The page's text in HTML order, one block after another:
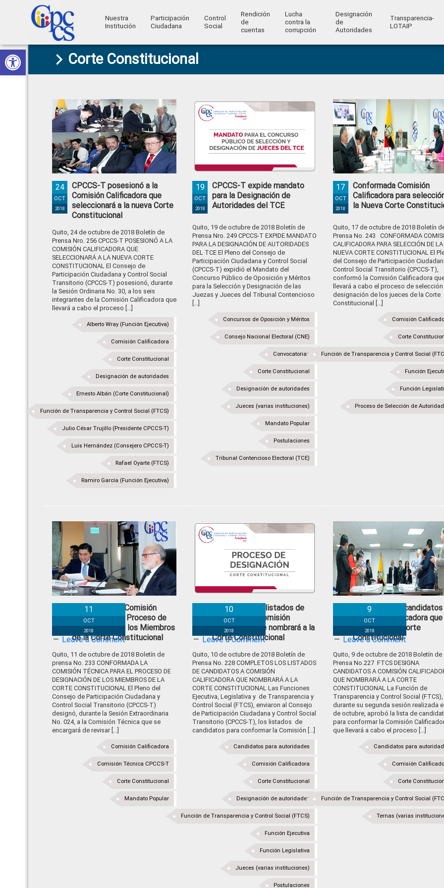
Abrir barra de herramientas
Skip
to
primary
Skip
to
main
Skip
to
primary
Skip
to
footer
Consejo
Ciudadana
Control
Social
Construyendo
Ciudadano
Nuestra
Institución
Participación
Ciudadana
Control
Social
Rendición
de
cuentas
Lucha
contra la
corrupción
Designación
de
Autoridades
Transparencia-
LOTAIP
Corte Constitucional
CPCCS-T posesionó a la
Comisión Calificadora que
seleccionará a la nueva Corte
Constitucional
24
OCT
2018
Quito, 24 de octubre de 2018 Boletín de
Prensa Nro. 256 CPCCS-T POSESIONÓ A LA
COMISIÓN CALIFICADORA QUE
SELECCIONARÁ A LA NUEVA CORTE
CONSTITUCIONAL El Consejo de
Participación Ciudadana y Control Social
Transitorio (CPCCS-T) posesionó, durante
la Sesión Ordinaria No. 30, a los seis
integrantes de la Comisión Calificadora que
llevará a cabo el proceso [...]
Alberto Wray (Función Ejecutiva)
Comisión Calificadora
Corte Constitucional
Designación de autoridades
Ernesto Albán (Corte Constitucional)
Función de Transparencia y Control Social (FTCS)
Julio César Trujillo (Presidente CPCCS-T)
Luis Hernández (Consejero CPCCS-T)
Rafael Oyarte (FTCS)
Ramiro García (Función Ejecutiva)
CPCCS-T expide mandato
para la Designación de
Autoridades del TCE
19
OCT
2018
Quito, 19 de octubre de 2018 Boletín de
Prensa Nro. 249 CPCCS-T EXPIDE MANDATO
PARA LA DESIGNACIÓN DE AUTORIDADES
DEL TCE El Pleno del Consejo de
Participación Ciudadana y Control Social
(CPCCS-T) expidió el Mandato del
Concurso Público de Oposición y Méritos
para la Selección y Designación de las
Juezas y Jueces del Tribunal Contencioso
[...]
Concursos de Oposición y Méritos
Consejo Nacional Electoral (CNE)
Convocatorias
Corte Constitucional
Designación de autoridades
Jueces (varias instituciones)
Mandato Popular
Postulaciones
Tribunal Contencioso Electoral (TCE)
Conformada Comisión
Calificadora para
la Nueva Corte
17
OCT
2018
Quito, 17 de octubre de 2018 Boletín
Prensa No. 243 CONFORMADA
CALIFICADORA PARA SELECCIÓN DE LA
NUEVA CORTE CONSTITUCIONAL El
del Consejo de Participación
Control Social Transitorio (CPCCS-T),
conformó la Comisión Calificadora
llevará a cabo el proceso de selección
designación de los jueces de la Corte
Constitucional [...]
Comisión
Corte
Función de Transparencia y Control Social
Función
Función
Proceso de Selección de
Conformada la Comisión
Técnica para el Proceso de
Designación de los Miembros
de la Corte Constitucional
11
OCT
2018
Leave a Comment
Quito, 11 de octubre de 2018 Boletín de
prensa No. 233 CONFORMADA LA
COMISIÓN TÉCNICA PARA EL PROCESO DE
DESIGNACIÓN DE LOS MIEMBROS DE LA
CORTE CONSTITUCIONAL El Pleno del
Consejo de Participación Ciudadana y
Control Social Transitorio (CPCCS-T)
designó, durante la Sesión Extraordinaria
No. 024, a la Comisión Técnica que se
encargará de revisar [...]
Comisión Calificadora
Comisión Técnica CPCCS-T
Corte Constitucional
Mandato Popular
Completos los listados de
candidatos a comisión
calificadora que nombrará a la
Corte Constitucional
10
OCT
2018
Leave a Comment
Quito, 10 de octubre de 2018 Boletín de
Prensa No. 228 COMPLETOS LOS LISTADOS
DE CANDIDATOS A COMISIÓN
CALIFICADORA QUE NOMBRARÁ A LA
CORTE CONSTITUCIONAL Las Funciones
Ejecutiva, Legislativa y de Transparencia y
Control Social (FTCS), enviaron al Consejo
de Participación Ciudadana y Control Social
Transitorio (CPCCS-T), los listados de
candidatos para conformar la Comisión [...]
Candidatos para autoridades
Comisión Calificadora
Corte Constitucional
Designación de autoridades
Función de Transparencia y Control Social (FTCS)
Función Ejecutiva
Función Legislativa
Jueces (varias instituciones)
Postulaciones
FTCS designa candidatos
Comisión Calificadora que
nombrará a la Corte
Constitucional
9
OCT
2018
Leave a Comment
Quito, 9 de octubre de 2018 Boletín de
Prensa No.227 FTCS DESIGNA
CANDIDATOS A COMISIÓN
QUE NOMBRARÁ A LA CORTE
CONSTITUCIONAL La Función de
Transparencia y Control Social (FTCS),
durante su segunda sesión realizada
de octubre, aprobó la lista de
para conformar la Comisión
que llevará a cabo el proceso [...]
Candidatos para
Comisión
Corte
Función de Transparencia y Control Social
Ternas (varias